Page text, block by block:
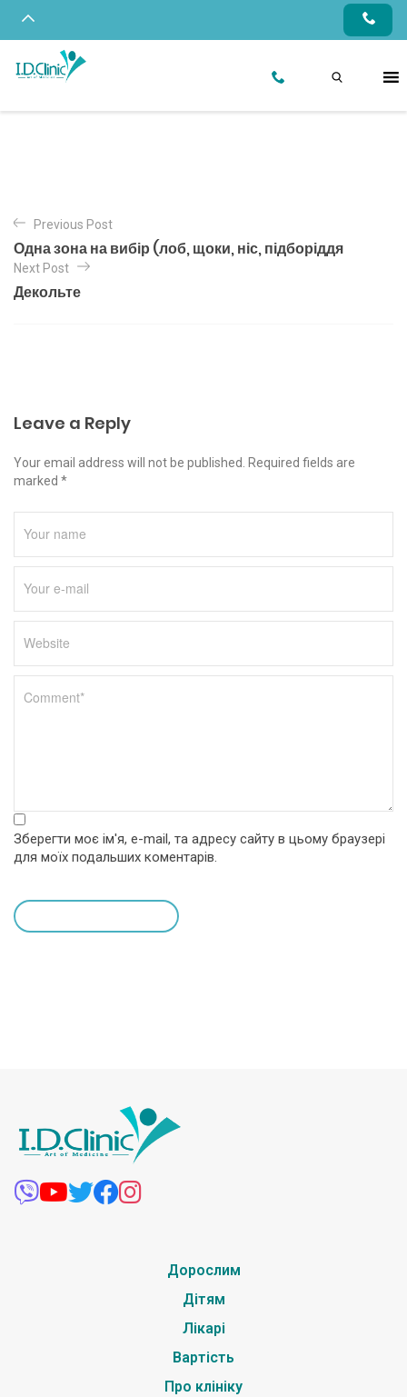
Previous Post
Одна зона на вибір (лоб, щоки, ніс, підборіддя
Next Post
Декольте
Leave a Reply
Your email address will not be published. Required fields are
marked *
Зберегти моє ім'я, e-mail, та адресу сайту в цьому браузері
для моїх подальших коментарів.
Дорослим
Дітям
Лікарі
Вартість
Про клініку